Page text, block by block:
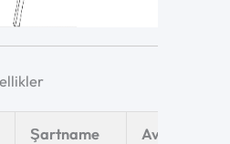
Şartname Avantaj